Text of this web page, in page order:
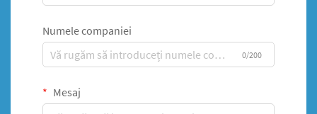
Numele companiei
0/200
Mesaj